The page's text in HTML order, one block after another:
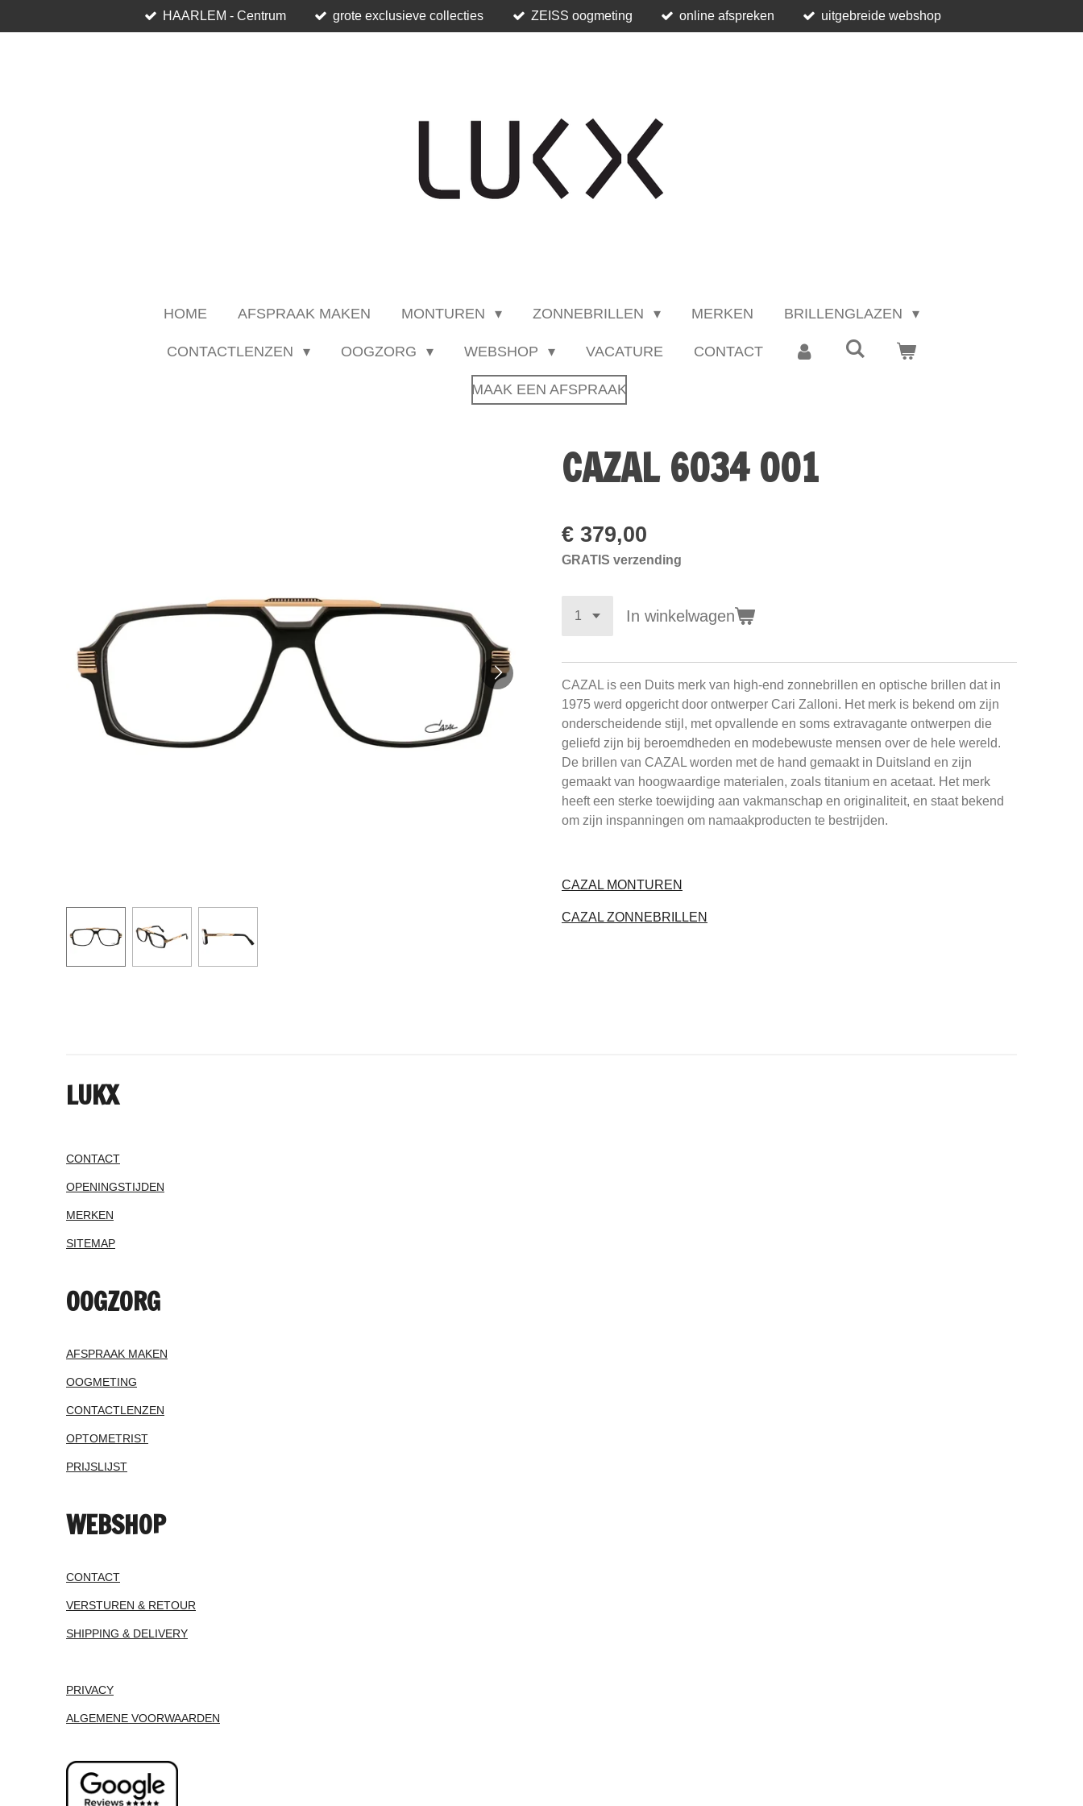
direct
HAARLEM - Centrum grote exclusieve collecties ZEISS oogmeting online afspreken uitgebreide webshop
HOME AFSPRAAK MAKEN MONTUREN ZONNEBRILLEN MERKEN BRILLENGLAZEN
CONTACTLENZEN OOGZORG WEBSHOP VACATURE CONTACT
MAAK EEN AFSPRAAK
CAZAL 6034 001
€ 379,00
GRATIS verzending
In winkelwagen
CAZAL is een Duits merk van high-end zonnebrillen en optische brillen dat in
1975 werd opgericht door ontwerper Cari Zalloni. Het merk is bekend om zijn
onderscheidende stijl, met opvallende en soms extravagante ontwerpen die
geliefd zijn bij beroemdheden en modebewuste mensen over de hele wereld.
De brillen van CAZAL worden met de hand gemaakt in Duitsland en zijn
gemaakt van hoogwaardige materialen, zoals titanium en acetaat. Het merk
heeft een sterke toewijding aan vakmanschap en originaliteit, en staat bekend
om zijn inspanningen om namaakproducten te bestrijden.
CAZAL MONTUREN
CAZAL ZONNEBRILLEN
LUKX
CONTACT
OPENINGSTIJDEN
MERKEN
SITEMAP
OOGZORG
AFSPRAAK MAKEN
OOGMETING
CONTACTLENZEN
OPTOMETRIST
PRIJSLIJST
WEBSHOP
CONTACT
VERSTUREN & RETOUR
SHIPPING & DELIVERY
PRIVACY
ALGEMENE VOORWAARDEN